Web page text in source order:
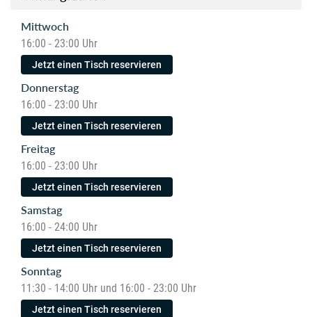
Mittwoch
16:00 - 23:00 Uhr
Jetzt einen Tisch reservieren
Donnerstag
16:00 - 23:00 Uhr
Jetzt einen Tisch reservieren
Freitag
16:00 - 23:00 Uhr
Jetzt einen Tisch reservieren
Samstag
16:00 - 24:00 Uhr
Jetzt einen Tisch reservieren
Sonntag
11:30 - 14:00 Uhr und 16:00 - 23:00 Uhr
Jetzt einen Tisch reservieren